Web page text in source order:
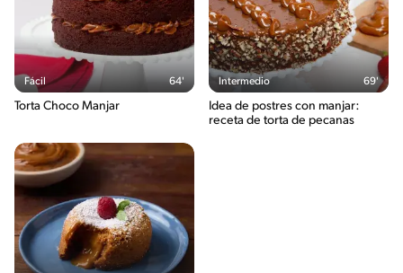
Fácil 64'
Torta Choco Manjar
Intermedio 69'
Idea de postres con manjar:
receta de torta de pecanas